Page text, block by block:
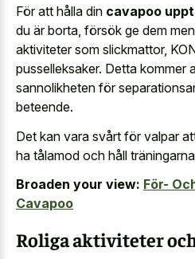
För att hålla din cavapoo
du är borta, försök ge dem
aktiviteter som slickmattor,
pusselleksaker. Detta kommer
sannolikheten för
beteende.
Det kan vara svårt för valpar
ha tålamod och håll
Broaden your view: För-
Cavapoo
Roliga aktiviteter